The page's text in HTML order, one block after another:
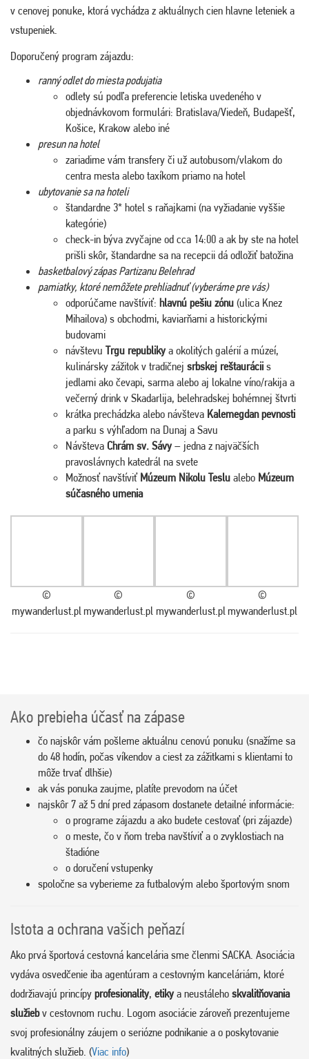
v cenovej ponuke, ktorá vychádza z aktuálnych cien hlavne leteniek a
vstupeniek.
Doporučený program zájazdu:
ranný odlet do miesta podujatia
odlety sú podľa preferencie letiska uvedeného v
objednávkovom formulári: Bratislava/Viedeň, Budapešť,
Košice, Krakow alebo iné
presun na hotel
zariadime vám transfery či už autobusom/vlakom do
centra mesta alebo taxíkom priamo na hotel
ubytovanie sa na hoteli
štandardne 3* hotel s raňajkami (na vyžiadanie vyššie
kategórie)
check-in býva zvyčajne od cca 14:00 a ak by ste na hotel
prišli skôr, štandardne sa na recepcii dá odložiť batožina
basketbalový zápas Partizanu Belehrad
pamiatky, ktoré nemôžete prehliadnuť (vyberáme pre vás)
odporúčame navštíviť: hlavnú pešiu zónu (ulica Knez
Mihailova) s obchodmi, kaviarňami a historickými
budovami
návštevu Trgu republikya okolitých galérií a múzeí,
kulinársky zážitok v tradičnej srbskej reštaurácii s
jedlami ako čevapi, sarma alebo aj lokalne víno/rakija a
večerný drink v Skadarlija, belehradskej bohémnej štvrti
krátka prechádzka alebo návšteva Kalemegdan pevnosti
a parku s výhľadom na Dunaj a Savu
Návšteva Chrám sv. Sávy– jedna z najväčších
pravoslávnych katedrál na svete
Možnosť navštíviť Múzeum Nikolu Teslu alebo Múzeum
súčasného umenia
©
mywanderlust.pl
©
mywanderlust.pl
©
mywanderlust.pl
©
mywanderlust.pl
Ako prebieha účasť na zápase
čo najskôr vám pošleme aktuálnu cenovú ponuku (snažíme sa
do 48 hodín, počas víkendov a ciest za zážitkami s klientami to
môže trvať dlhšie)
ak vás ponuka zaujme, platíte prevodom na účet
najskôr 7 až 5 dní pred zápasom dostanete detailné informácie:
o programe zájazdu a ako budete cestovať (pri zájazde)
o meste, čo v ňom treba navštíviť a o zvyklostiach na
štadióne
o doručení vstupenky
spoločne sa vyberieme za futbalovým alebo športovým snom
Istota a ochrana vašich peňazí
Ako prvá športová cestovná kancelária sme členmi SACKA. Asociácia
vydáva osvedčenie iba agentúram a cestovným kanceláriám, ktoré
dodržiavajú princípy profesionality, etikya neustáleho skvalitňovania
služiebv cestovnom ruchu. Logom asociácie zároveň prezentujeme
svoj profesionálny záujem o seriózne podnikanie a o poskytovanie
kvalitných služieb. (Viac info)